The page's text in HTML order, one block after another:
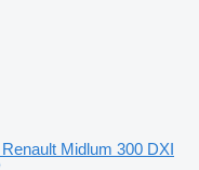
Midlum 300 DXI